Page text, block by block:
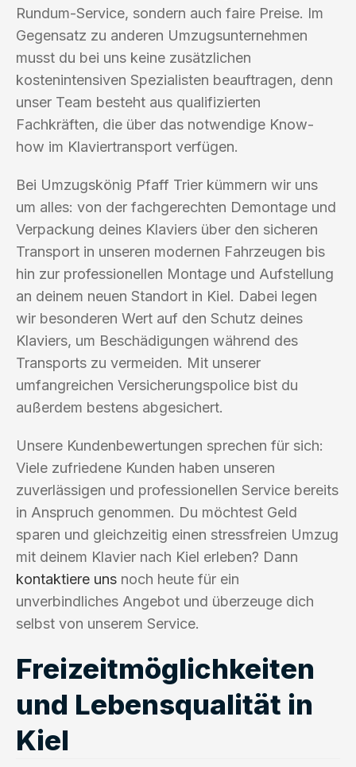
Rundum-Service, sondern auch faire Preise. Im
Gegensatz zu anderen Umzugsunternehmen
musst du bei uns keine zusätzlichen
kostenintensiven Spezialisten beauftragen, denn
unser Team besteht aus qualifizierten
Fachkräften, die über das notwendige Know-
how im Klaviertransport verfügen.
Bei Umzugskönig Pfaff Trier kümmern wir uns
um alles: von der fachgerechten Demontage und
Verpackung deines Klaviers über den sicheren
Transport in unseren modernen Fahrzeugen bis
hin zur professionellen Montage und Aufstellung
an deinem neuen Standort in Kiel. Dabei legen
wir besonderen Wert auf den Schutz deines
Klaviers, um Beschädigungen während des
Transports zu vermeiden. Mit unserer
umfangreichen Versicherungspolice bist du
außerdem bestens abgesichert.
Unsere Kundenbewertungen sprechen für sich:
Viele zufriedene Kunden haben unseren
zuverlässigen und professionellen Service bereits
in Anspruch genommen. Du möchtest Geld
sparen und gleichzeitig einen stressfreien Umzug
mit deinem Klavier nach Kiel erleben? Dann
kontaktiere uns noch heute für ein
unverbindliches Angebot und überzeuge dich
selbst von unserem Service.
Freizeitmöglichkeiten
und Lebensqualität in
Kiel